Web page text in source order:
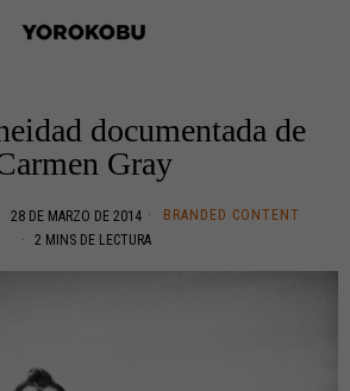
documentada de
Gray
28 DE MARZO DE 2014
BRANDED CONTENT
2 MINS DE LECTURA